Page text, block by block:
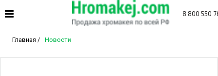
8 800 550
Главная / Новости